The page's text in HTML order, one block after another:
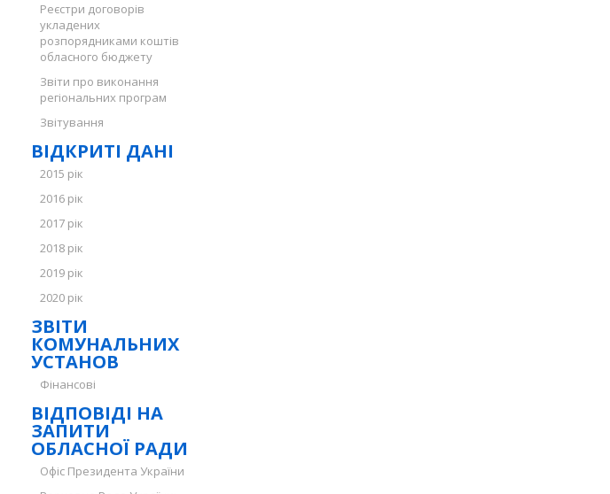
Реєстри договорів
укладених
розпорядниками коштів
обласного бюджету
Звіти про виконання
регіональних програм
Звітування
ВІДКРИТІ ДАНІ
2015 рік
2016 рік
2017 рік
2018 рік
2019 рік
2020 рік
ЗВІТИ
КОМУНАЛЬНИХ
УСТАНОВ
Фінансові
ВІДПОВІДІ НА
ЗАПИТИ
ОБЛАСНОЇ РАДИ
Офіс Президента України